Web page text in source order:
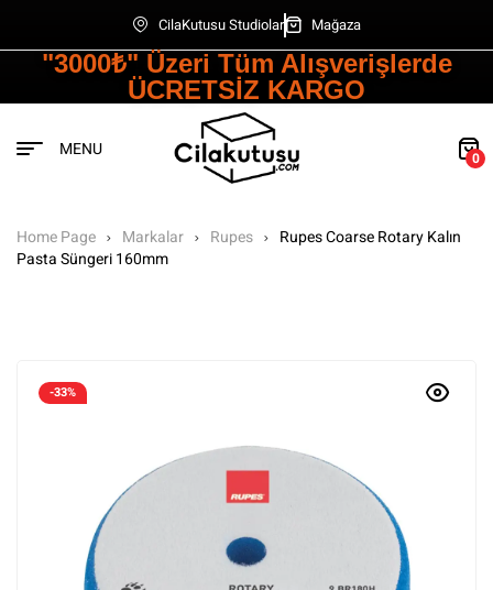
CilaKutusu Studiolar Mağaza
"3000₺" Üzeri Tüm Alışverişlerde
ÜCRETSİZ KARGO
MENU 0
Home Page Markalar Rupes
Rupes Coarse Rotary Kalın
Pasta Süngeri 160mm
-33%